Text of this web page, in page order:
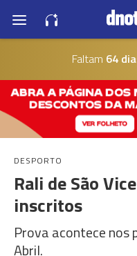
Faltam 64
DESPORTO
Rali de São
inscritos
Prova acontece nos
Abril.